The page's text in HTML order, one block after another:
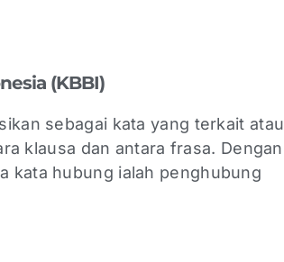
(KBBI)
sebagai kata yang terkait atau
klausa dan antara frasa. Dengan
kata hubung ialah penghubung